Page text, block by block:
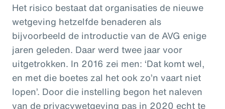
Het risico bestaat dat organisaties de nieuwe
wetgeving hetzelfde benaderen als
bijvoorbeeld de introductie van de AVG enige
jaren geleden. Daar werd twee jaar voor
uitgetrokken. In 2016 zei men: ‘Dat komt wel,
en met die boetes zal het ook zo’n vaart niet
lopen’. Door die instelling begon het naleven
van de privacywetgeving pas in 2020 echt te